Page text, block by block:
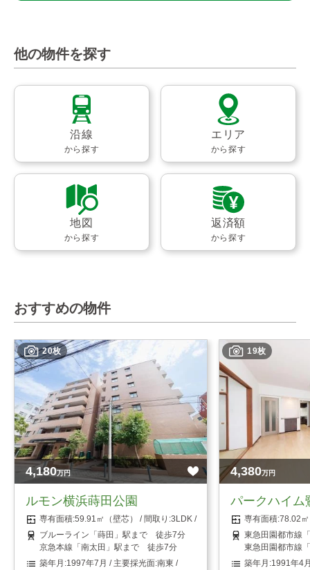
他の物件を探す
沿線
から探す
エリア
から探す
地図
から探す
返済額
から探す
おすすめの物件
20枚
4,180万円
ルモン横浜蒔田公園
59.91㎡（壁芯）
3LDK
ブルーライン「蒔田」駅まで 徒歩7分
京急本線「南太田」駅まで 徒歩7分
1997年7月
南東
19枚
4,380万円
パークハイム
78.02
東急田園都市線
東急田園都市線
1991年4